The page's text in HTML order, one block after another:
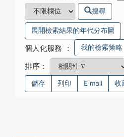
搜尋
展開檢索結果的年代分布圖
個人化服務 ： 我的檢索策略
排序：
儲存 列印 E-mail 收